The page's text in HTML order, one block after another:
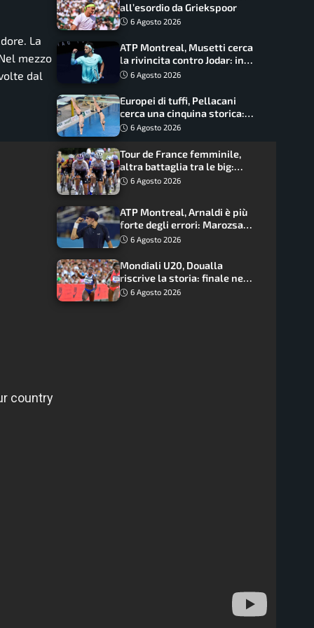
La
mezzo
dal
all’esordio da Griekspoor
6 Agosto 2026
ATP Montreal, Musetti cerca
la rivincita contro Jodar: in
palio gli ottavi
6 Agosto 2026
Europei di tuffi, Pellacani
cerca una cinquina storica:
Conte e Wang sfidano la
6 Agosto 2026
Tour de France femminile,
altra battaglia tra le big:
Longo Borghini sogna il
colpo
6 Agosto 2026
ATP Montreal, Arnaldi è più
forte degli errori: Marozsan
piegato dopo oltre due ore
6 Agosto 2026
Mondiali U20, Doualla
riscrive la storia: finale nei
100 metri dopo trent’anni
6 Agosto 2026